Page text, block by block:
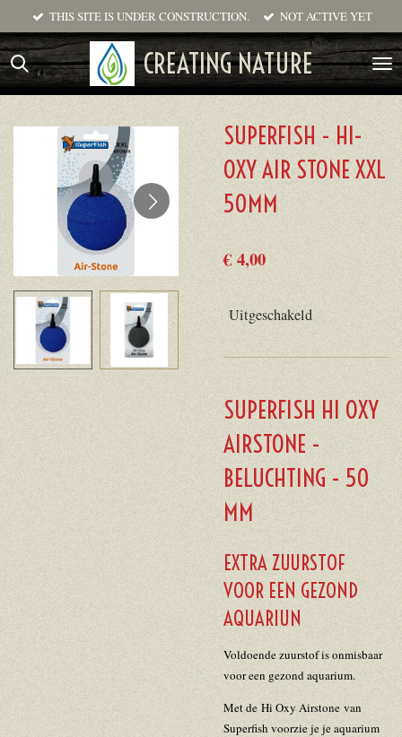
direct
naar
de
CREATING NATURE
THIS SITE IS UNDER CONSTRUCTION. NOT ACTIVE YET
SUPERFISH - HI-
OXY AIR STONE XXL
50MM
€ 4,00
Uitgeschakeld
SUPERFISH HI OXY
AIRSTONE -
BELUCHTING - 50
MM
EXTRA ZUURSTOF
VOOR EEN GEZOND
AQUARIUN
Voldoende zuurstof is onmisbaar
voor een gezond aquarium.
Met de Hi Oxy Airstone van
Superfish voorzie je je aquarium